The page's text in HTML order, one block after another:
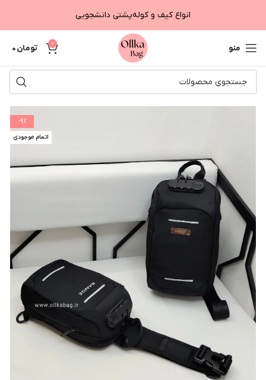
انواع کیف و کوله‌پشتی دانشجویی
منو 0 تومان
-9%
اتمام موجودی